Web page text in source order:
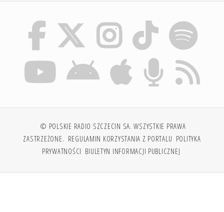
© POLSKIE RADIO SZCZECIN SA. WSZYSTKIE PRAWA
ZASTRZEŻONE. REGULAMIN KORZYSTANIA Z PORTALU POLITYKA
PRYWATNOŚCI BIULETYN INFORMACJI PUBLICZNEJ